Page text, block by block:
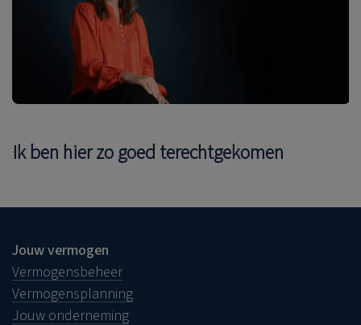
Ik ben hier zo goed terechtgekomen
Jouw vermogen
Vermogensbeheer
Vermogensplanning
Jouw onderneming